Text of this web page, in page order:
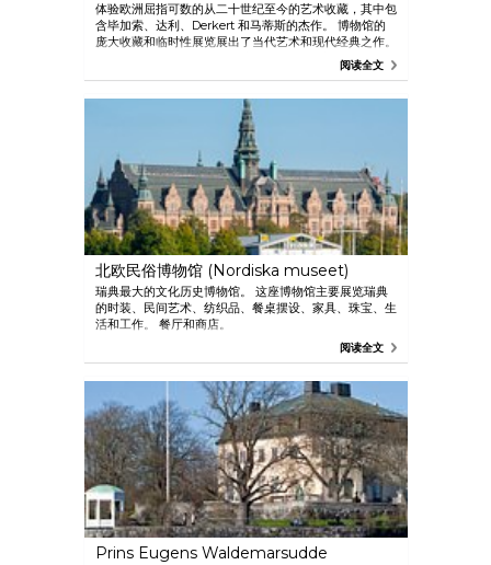
体验欧洲屈指可数的从二十世纪至今的艺术收藏，其中包
含毕加索、达利、Derkert 和马蒂斯的杰作。 博物馆的
庞大收藏和临时性展览展出了当代艺术和现代经典之作。
Moderna Museet 位于自然美地船岛。 这座建筑由西班
牙建筑师拉菲尔·莫尼奥设计。 博物馆提供一流的临时展
Strandvägen 美景的宜人酒店。
阅读全文
北欧民俗博物馆 (Nordiska museet)
瑞典最大的文化历史博物馆。 这座博物馆主要展览瑞典
的时装、民间艺术、纺织品、餐桌摆设、家具、珠宝、生
活和工作。 餐厅和商店。
阅读全文
Prins Eugens Waldemarsudde